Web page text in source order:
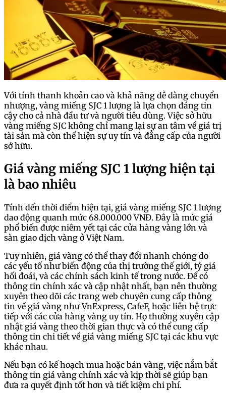
Với tính thanh khoản cao và khả năng dễ dàng chuyển
nhượng, vàng miếng SJC 1 lượng là lựa chọn đáng tin
cậy cho cả nhà đầu tư và người tiêu dùng. Việc sở hữu
vàng miếng SJC không chỉ mang lại sự an tâm về giá trị
tài sản mà còn thể hiện sự uy tín và đẳng cấp của người
sở hữu.
Giá vàng miếng SJC 1 lượng hiện tại
là bao nhiêu
Tính đến thời điểm hiện tại, giá vàng miếng SJC 1 lượng
dao động quanh mức 68.000.000 VNĐ. Đây là mức giá
phổ biến được niêm yết tại các cửa hàng vàng lớn và
sàn giao dịch vàng ở Việt Nam.
Tuy nhiên, giá vàng có thể thay đổi nhanh chóng do
các yếu tố như biến động của thị trường thế giới, tỷ giá
hối đoái, và các chính sách kinh tế trong nước. Để có
thông tin chính xác và cập nhật nhất, bạn nên thường
xuyên theo dõi các trang web chuyên cung cấp thông
tin về giá vàng như VnExpress, CafeF, hoặc liên hệ trực
tiếp với các cửa hàng vàng uy tín. Họ thường xuyên cập
nhật giá vàng theo thời gian thực và có thể cung cấp
thông tin chi tiết về giá vàng miếng SJC tại các khu vực
khác nhau.
Nếu bạn có kế hoạch mua hoặc bán vàng, việc nắm bắt
thông tin giá vàng chính xác và kịp thời sẽ giúp bạn
đưa ra quyết định tốt hơn và tiết kiệm chi phí.